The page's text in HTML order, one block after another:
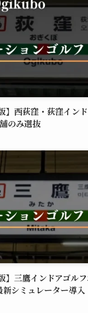
】西荻窪・荻窪イン
のみ選抜
】三鷹インドアゴル
シミュレーター導入